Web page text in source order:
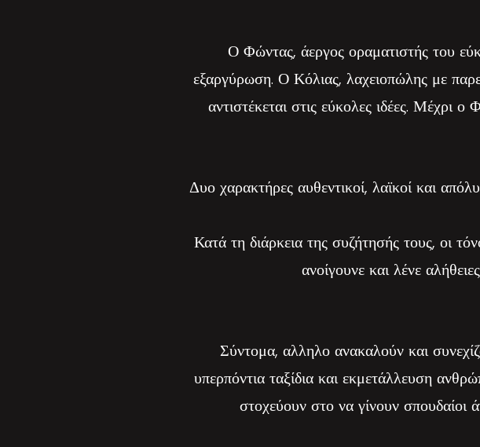
Ο Φώντας, άεργος οραματιστής του
εξαργύρωση. Ο Κόλιας, λαχειοπώλης με
αντιστέκεται στις εύκολες ιδέες. Μέχρι ο
Δυο χαρακτήρες αυθεντικοί, λαϊκοί και
Κατά τη διάρκεια της συζήτησής τους, οι
ανοίγουνε και λένε
Σύντομα, αλληλο ανακαλούν και
υπερπόντια ταξίδια και εκμετάλλευση
στοχεύουν στο να γίνουν σπουδαίοι